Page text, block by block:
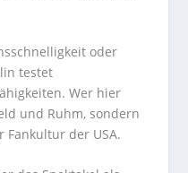
oder
testet
Wer hier
und Ruhm, sondern
Fankultur der USA.